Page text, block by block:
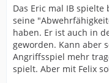
Im IB hat man halt
von Laube.
schon ein Jahr
aussehen. Ab 2027
(oder Ersatz),
Das Eric mal IB
seine
haben. Er ist auch in
geworden. Kann aber
Angriffsspiel mehr
spielt. Aber mit Felix